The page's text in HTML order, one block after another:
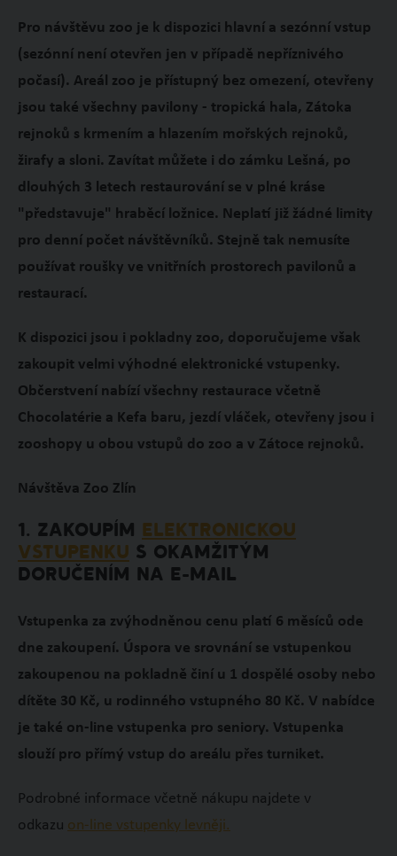
Pro návštěvu zoo je k dispozici hlavní a sezónní vstup
(sezónní není otevřen jen v případě nepříznivého
počasí). Areál zoo je přístupný bez omezení, otevřeny
jsou také všechny pavilony - tropická hala, Zátoka
rejnoků s krmením a hlazením mořských rejnoků,
žirafy a sloni. Zavítat můžete i do zámku Lešná, po
dlouhých 3 letech restaurování se v plné kráse
"představuje" hraběcí ložnice. Neplatí již žádné limity
pro denní počet návštěvníků. Stejně tak nemusíte
používat roušky ve vnitřních prostorech pavilonů a
restaurací.
K dispozici jsou i pokladny zoo, doporučujeme však
zakoupit velmi výhodné elektronické vstupenky.
Občerstvení nabízí všechny restaurace včetně
Chocolatérie a Kefa baru, jezdí vláček, otevřeny jsou i
zooshopy u obou vstupů do zoo a v Zátoce rejnoků.
Návštěva Zoo Zlín
1. ZAKOUPÍM
ELEKTRONICKOU
VSTUPENKU S OKAMŽITÝM
DORUČENÍM NA E-MAIL
Vstupenka za zvýhodněnou cenu platí 6 měsíců ode
dne zakoupení. Úspora ve srovnání se vstupenkou
zakoupenou na pokladně činí u 1 dospělé osoby nebo
dítěte 30 Kč, u rodinného vstupného 80 Kč. V nabídce
je také on-line vstupenka pro seniory. Vstupenka
slouží pro přímý vstup do areálu přes turniket.
Podrobné informace včetně nákupu najdete v
odkazu on-line vstupenky levněji.